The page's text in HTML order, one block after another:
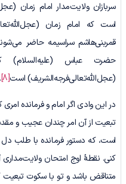
سربازان ولایت‌مدار امام زمان
است که امام زمان
قمربنی‌هاشم سراسیمه حاضر
حضرت عباس (علیه‌السلام)
(عجل‌الله‌تعالی‌فرجه‌الشریف) است[8]
.
در این وادی اگر امام و فرمانده
تبعیت از آن امر چندان عجیب و
است، که دستور فرمانده با طلب
کنی. نقطۀ اوج امتحان
متناقض باشد و تو با سکوت تبعیت